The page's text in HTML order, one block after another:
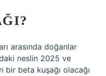
arasında doğanlar
neslin 2025 ve
bir beta kuşağı olacağı